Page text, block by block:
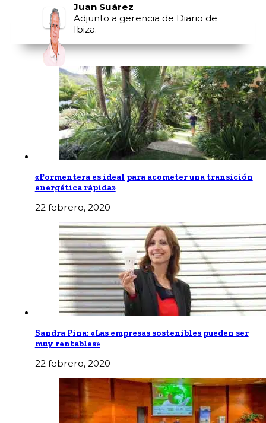
Juan Suárez
Adjunto a gerencia de Diario de
Ibiza.
«Formentera es ideal para acometer una transición
energética rápida»
22 febrero, 2020
Sandra Pina: «Las empresas sostenibles pueden ser
muy rentables»
22 febrero, 2020